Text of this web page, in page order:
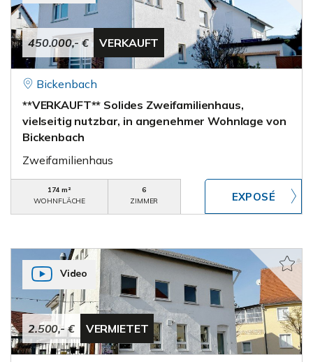
450.000,- € VERKAUFT
Bickenbach
**VERKAUFT** Solides Zweifamilienhaus,
vielseitig nutzbar, in angenehmer Wohnlage von
Bickenbach
Zweifamilienhaus
174 m²
WOHNFLÄCHE
6
ZIMMER
2.500,- € VERMIETET
Video